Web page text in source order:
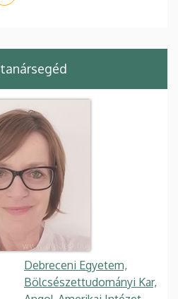
tanársegéd
Debreceni Egyetem,
Bölcsészettudományi Kar,